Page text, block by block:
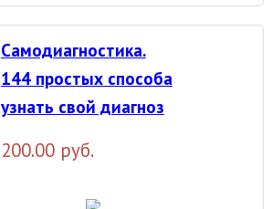
Самодиагностика.
144 простых способа
узнать свой диагноз
200.00 руб.